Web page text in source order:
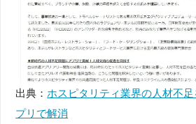
出典： ホスピタリティ業界の人材不
プリで解消